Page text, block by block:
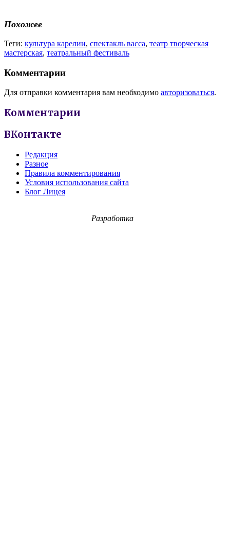
Похожее
Теги: культура карелии, спектакль васса, театр творческая
мастерская, театральный фестиваль
Комментарии
Для отправки комментария вам необходимо авторизоваться.
Комментарии
ВКонтакте
Редакция
Разное
Правила комментирования
Условия использования сайта
Блог Лицея
Разработка